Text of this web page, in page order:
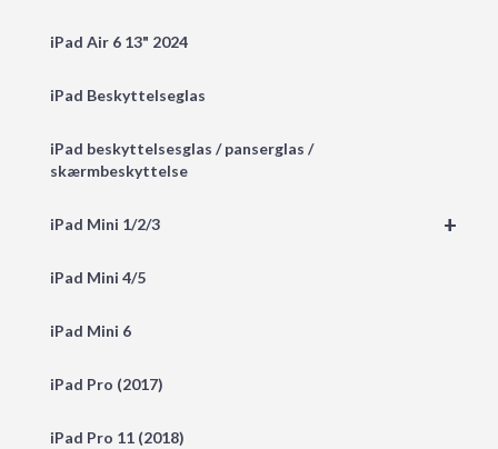
iPad Air 6 13" 2024
iPad Beskyttelseglas
iPad beskyttelsesglas / panserglas /
skærmbeskyttelse
+
iPad Mini 1/2/3
iPad Mini 4/5
iPad Mini 6
iPad Pro (2017)
iPad Pro 11 (2018)